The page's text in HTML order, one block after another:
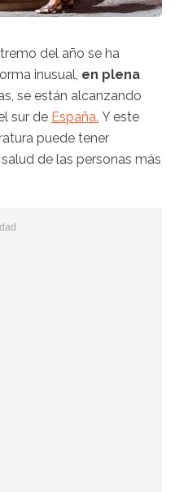
del año se ha
inusual, en plena
se están alcanzando
sur de España. Y este
puede tener
de las personas más